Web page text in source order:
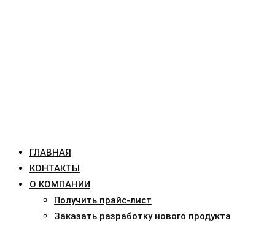
ГЛАВНАЯ
КОНТАКТЫ
О КОМПАНИИ
Получить прайс-лист
Заказать разработку нового продукта